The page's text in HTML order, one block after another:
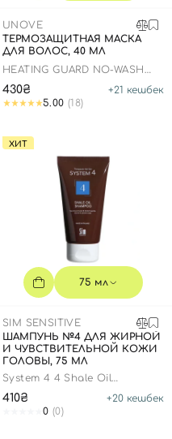
тела с SPF
декольте
уход
уход
UNOVE
ТЕРМОЗАЩИТНАЯ МАСКА
ДЛЯ ВОЛОС, 40 МЛ
HEATING GUARD NO-WASH
430₴ +21 кешбек
5.00 (18)
ХИТ
75 мл
SIM SENSITIVE
ШАМПУНЬ №4 ДЛЯ ЖИРНОЙ
И ЧУВСТВИТЕЛЬНОЙ КОЖИ
ГОЛОВЫ, 75 МЛ
System 4 4 Shale Oil
410₴ +20 кешбек
0 (0)